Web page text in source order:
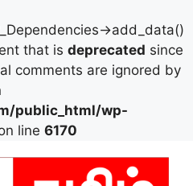
>add_data()
that is deprecated since
comments are ignored by
public_html/wp-
line 6170